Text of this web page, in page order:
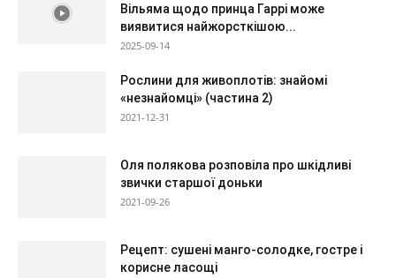
Вільяма щодо принца Гаррі може
виявитися найжорсткішою...
2025-09-14
Рослини для живоплотів: знайомі
«незнайомці» (частина 2)
2021-12-31
Оля полякова розповіла про шкідливі
звички старшої доньки
2021-09-26
Рецепт: сушені манго-солодке, гостре і
корисне ласощі